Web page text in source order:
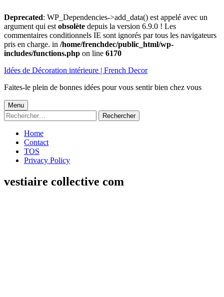
Deprecated: WP_Dependencies->add_data() est appelé avec un
argument qui est obsolète depuis la version 6.9.0 ! Les
commentaires conditionnels IE sont ignorés par tous les navigateurs
pris en charge. in /home/frenchdec/public_html/wp-
includes/functions.php on line 6170
au
Idées de Décoration intérieure | French Decor
Faites-le plein de bonnes idées pour vous sentir bien chez vous
Menu
principal
Menu
Rechercher :
Home
Contact
TOS
Privacy Policy
vestiaire collective com